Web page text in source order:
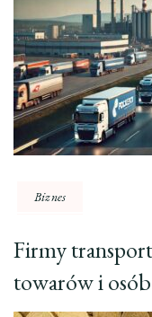
Biznes
Firmy
towarów i